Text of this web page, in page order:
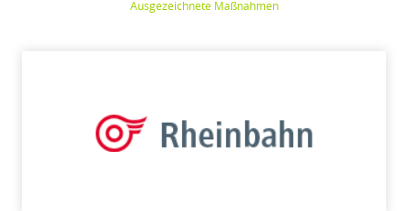
Ausgezeichnete Maßnahmen